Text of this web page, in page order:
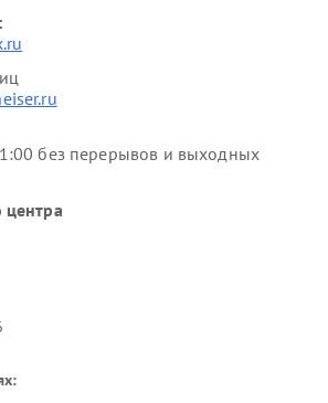
без перерывов и выходных
центра